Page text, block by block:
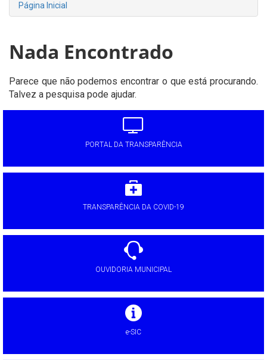
Página Inicial
Nada Encontrado
Parece que não podemos encontrar o que está procurando.
Talvez a pesquisa pode ajudar.
PORTAL DA TRANSPARÊNCIA
TRANSPARÊNCIA DA COVID-19
OUVIDORIA MUNICIPAL
e-SIC